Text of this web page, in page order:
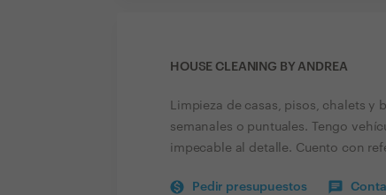
HOUSE CLEANING BY ANDREA
Limpieza de casas, pisos, chalets y
semanales o puntuales. Tengo
impecable al detalle. Cuento con
Pedir presupuestos